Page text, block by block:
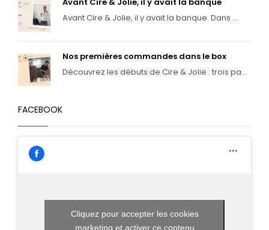
Avant Cire & Jolie, il y avait la banque. Dans ...
Nos premières commandes dans le box
Découvrez les débuts de Cire & Jolie : trois pa...
FACEBOOK
Cliquez pour accepter les cookies
marketing et activer ce contenu